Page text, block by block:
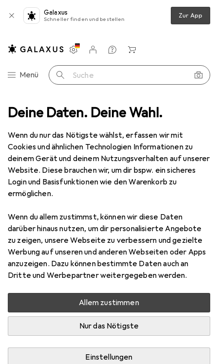
Deine Daten. Deine Wahl.
Wenn du nur das Nötigste wählst, erfassen wir mit
Cookies und ähnlichen Technologien Informationen zu
deinem Gerät und deinem Nutzungsverhalten auf unserer
Website. Diese brauchen wir, um dir bspw. ein sicheres
Login und Basisfunktionen wie den Warenkorb zu
ermöglichen.
Wenn du allem zustimmst, können wir diese Daten
darüber hinaus nutzen, um dir personalisierte Angebote
zu zeigen, unsere Webseite zu verbessern und gezielte
Werbung auf unseren und anderen Webseiten oder Apps
anzuzeigen. Dazu können bestimmte Daten auch an
Dritte und Werbepartner weitergegeben werden.
Allem zustimmen
Nur das Nötigste
Einstellungen
Galaxus
Schneller finden und bestellen Zur App
Navigation nach Kategorien
Menü Suche
Einstellungen
Kundenkonto
Vergleichslisten
Merklisten
Warenkorb
Sportarten Reitsport Reitbekleidung
Reitstiefel
Produkte Forum